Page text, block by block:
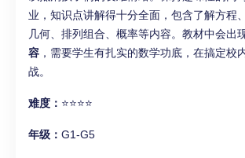
业，知识点讲解得十分全面，包含了解方程
几何、排列组合、概率等内容。教材中会出
容 ，需要学生有扎实的数学功底，在搞定校
战。
难度： ⭐⭐⭐⭐
年级： G1-G5